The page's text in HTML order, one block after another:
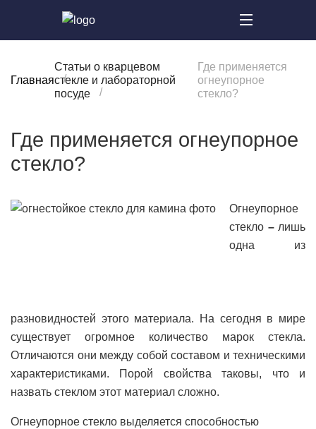
Главная
Статьи о кварцевом
стекле и лабораторной
посуде
Где применяется
огнеупорное
стекло?
Где применяется огнеупорное
стекло?
Огнеупорное
стекло – лишь
одна из
разновидностей этого материала. На сегодня в мире
существует огромное количество марок стекла.
Отличаются они между собой составом и техническими
характеристиками. Порой свойства таковы, что и
назвать стеклом этот материал сложно.
Огнеупорное стекло выделяется способностью